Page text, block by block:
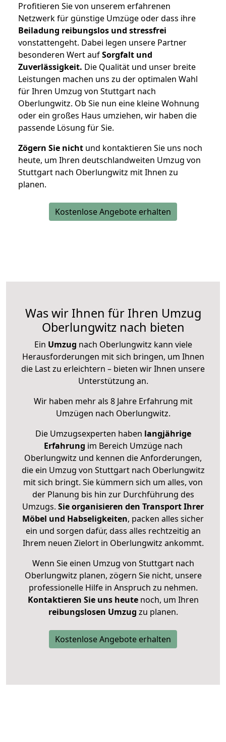
Profitieren Sie von unserem erfahrenen
Netzwerk für günstige Umzüge oder dass ihre
Beiladung reibungslos und stressfrei
vonstattengeht. Dabei legen unsere Partner
besonderen Wert aufSorgfalt und
Zuverlässigkeit. Die Qualität und unser breite
Leistungen machen uns zu der optimalen Wahl
für Ihren Umzug von Stuttgart nach
Oberlungwitz. Ob Sie nun eine kleine Wohnung
oder ein großes Haus umziehen, wir haben die
passende Lösung für Sie.
Zögern Sie nicht und kontaktieren Sie uns noch
heute, um Ihren deutschlandweiten Umzug von
Stuttgart nach Oberlungwitz mit Ihnen zu
planen.
Kostenlose Angebote erhalten
Was wir Ihnen für Ihren Umzug
Oberlungwitz nach bieten
Ein Umzug nach Oberlungwitz kann viele
Herausforderungen mit sich bringen, um Ihnen
die Last zu erleichtern – bieten wir Ihnen unsere
Unterstützung an.
Wir haben mehr als 8 Jahre Erfahrung mit
Umzügen nach Oberlungwitz.
Die Umzugsexperten haben langjährige
Erfahrung im Bereich Umzüge nach
Oberlungwitz und kennen die Anforderungen,
die ein Umzug von Stuttgart nach Oberlungwitz
mit sich bringt. Sie kümmern sich um alles, von
der Planung bis hin zur Durchführung des
Umzugs. Sie organisieren den Transport Ihrer
Möbel und Habseligkeiten, packen alles sicher
ein und sorgen dafür, dass alles rechtzeitig an
Ihrem neuen Zielort in Oberlungwitz ankommt.
Wenn Sie einen Umzug von Stuttgart nach
Oberlungwitz planen, zögern Sie nicht, unsere
professionelle Hilfe in Anspruch zu nehmen.
Kontaktieren Sie uns heutenoch, um Ihren
reibungslosen Umzug zu planen.
Kostenlose Angebote erhalten